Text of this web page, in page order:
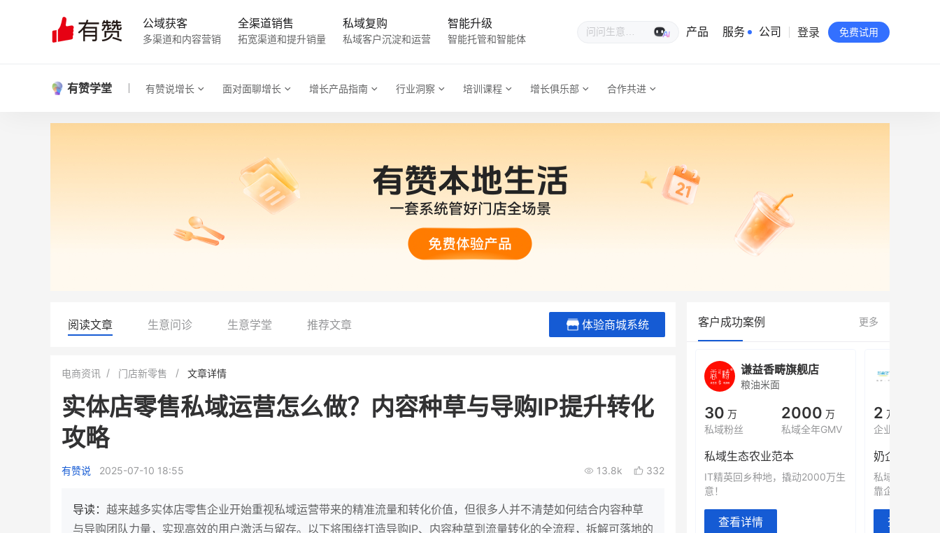
公域获客
多渠道和内容营销
全渠道销售
拓宽渠道和提升销量
私域复购
私域客户沉淀和运营
智能升级
智能托管和智能体
生意专家
产品 服务 公司
有赞公益
站点地图
登录 免费试用
有赞学堂 有赞说增长 面对面聊增长 增长产品指南 行业洞察 培训课程 增长俱乐部 合作共进
阅读文章 生意问诊 生意学堂 推荐文章 体验商城系统
电商资讯 门店新零售 文章详情
实体店零售私域运营怎么做？内容种草与导购IP提升转化
攻略
有赞说 2025-07-10 18:55 13.8k 332
导读： 越来越多实体店零售企业开始重视私域运营带来的精准流量和转化价值，但很多人并不清楚如何结合内容种草
与导购团队力量，实现高效的用户激活与留存。以下将围绕打造导购IP、内容种草到流量转化的全流程，拆解可落地的
客户成功案例 更多
白帝牛奶旗舰店
企业微信半年拉新
900 万
私域样本打法！新希望白帝乳业
查看详情
80% +
7900 万
查看详情
母婴
域如何破局？
200 万
200 %
这家女装连锁如何借有赞破局新
查看详情
谦益香畴旗舰店
粮油米面
30 万
私域粉丝
2000 万
私域全年GMV
私域生态农业范本
IT精英回乡种地，撬动2000万生
意！
查看详情
2 万人
奶企靠企业
私域样本打法
靠企业微信实
查看详情